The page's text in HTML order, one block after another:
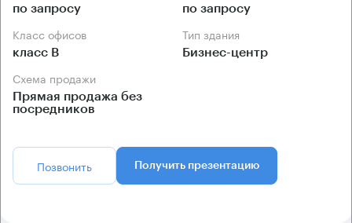
по запросу по запросу
Класс офисов
класс B
Тип здания
Бизнес-центр
Схема продажи
Прямая продажа без
посредников
Позвонить Получить презентацию